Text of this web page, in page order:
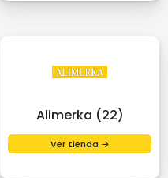
Alimerka (22)
Ver tienda →